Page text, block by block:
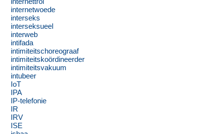
internettrol
internetwoede
interseks
interseksueel
interweb
intifada
intimiteitschoreograaf
intimiteitskoördineerder
intimiteitsvakuum
intubeer
IoT
IPA
IP-telefonie
IR
IRV
ISE